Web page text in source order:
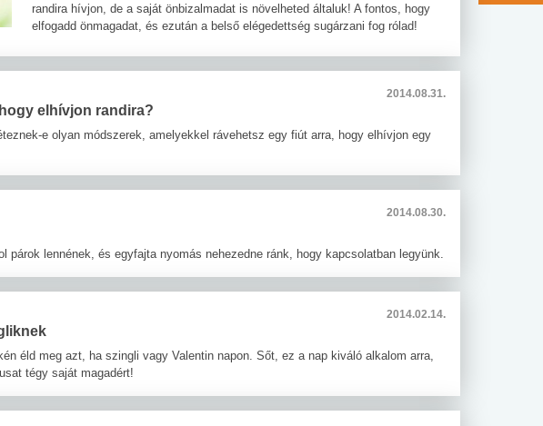
randira hívjon, de a saját önbizalmadat is növelheted általuk! A fontos, hogy
elfogadd önmagadat, és ezután a belső elégedettség sugárzani fog rólad!
2014.08.31.
elhívjon randira?
e olyan módszerek, amelyekkel rávehetsz egy fiút arra, hogy elhívjon egy
2014.08.30.
párok lennének, és egyfajta nyomás nehezedne ránk, hogy kapcsolatban legyünk.
2014.02.14.
éld meg azt, ha szingli vagy Valentin napon. Sőt, ez a nap kiváló alkalom arra,
tégy saját magadért!